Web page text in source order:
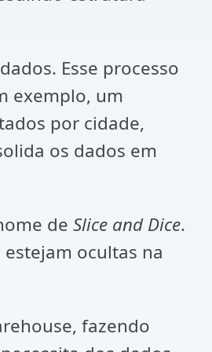
Esse processo
exemplo, um
por cidade,
os dados em
de Slice and Dice.
ocultas na
fazendo